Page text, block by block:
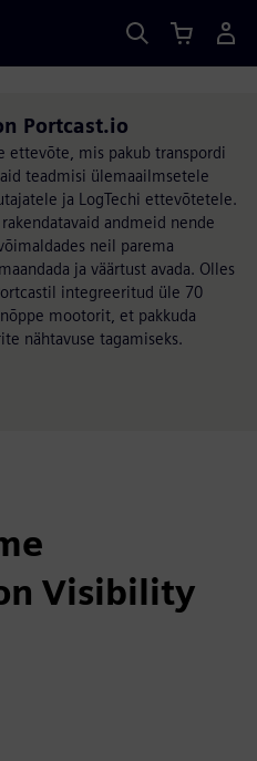
Portcast.io
ettevõte, mis pakub transpordi
teadmisi ülemaailmsetele
ja LogTechi ettevõtetele.
andmeid nende
neil parema
ja väärtust avada. Olles
integreeritud üle 70
mootorit, et pakkuda
nähtavuse tagamiseks.
Visibility